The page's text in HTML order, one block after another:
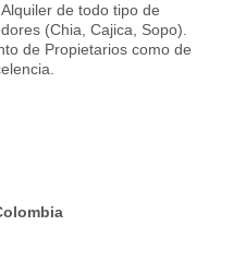
de todo tipo de
(Chia, Cajica, Sopo).
de Propietarios como de